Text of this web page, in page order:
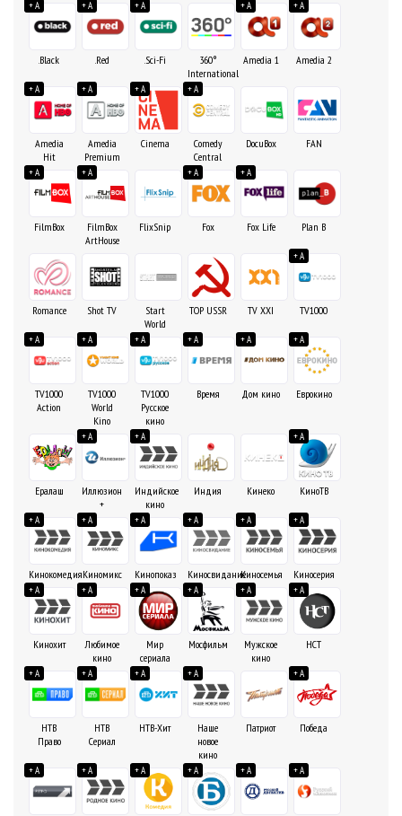
+ A
.Black
+ A
.Red
+ A
.Sci-Fi
360°
International
+ A
Amedia 1
+ A
Amedia 2
+ A
Amedia
Hit
+ A
Amedia
Premium
+ A
Cinema
+ A
Comedy
Central
DocuBox FAN
+ A
FilmBox
+ A
FilmBox
ArtHouse
FlixSnip
+ A
Fox
+ A
Fox Life Plan B
Romance Shot TV
Start
World
TOP USSR TV XXI
+ A
TV1000
+ A
TV1000
Action
+ A
TV1000
World
Kino
+ A
TV1000
Русское
кино
+ A
Время
+ A
Дом кино
+ A
Еврокино
Ералаш
+ A
Иллюзион
+
+ A
Индийское
кино
Индия Кинеко
+ A
КиноТВ
+ A
Кинокомедия
+ A
Киномикс
+ A
Кинопоказ
+ A
Киносвидание
+ A
Киносемья
+ A
Киносерия
+ A
Кинохит
+ A
Любимое
кино
+ A
Мир
сериала
+ A
Мосфильм
+ A
Мужское
кино
+ A
НСТ
+ A
НТВ
Право
+ A
НТВ
Сериал
+ A
НТВ-Хит
+ A
Наше
новое
кино
Патриот
+ A
Победа
+ A + A + A + A + A + A